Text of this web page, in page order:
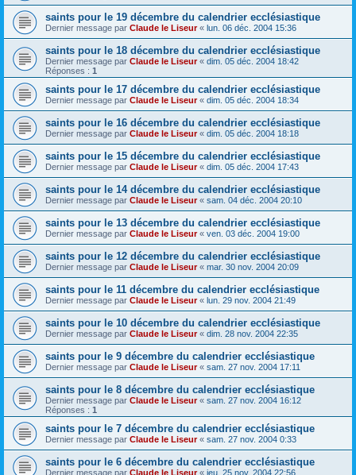
saints pour le 19 décembre du calendrier ecclésiastique
Dernier message par Claude le Liseur« lun. 06 déc. 2004 15:36
saints pour le 18 décembre du calendrier ecclésiastique
Dernier message par Claude le Liseur« dim. 05 déc. 2004 18:42
Réponses : 1
saints pour le 17 décembre du calendrier ecclésiastique
Dernier message par Claude le Liseur« dim. 05 déc. 2004 18:34
saints pour le 16 décembre du calendrier ecclésiastique
Dernier message par Claude le Liseur« dim. 05 déc. 2004 18:18
saints pour le 15 décembre du calendrier ecclésiastique
Dernier message par Claude le Liseur« dim. 05 déc. 2004 17:43
saints pour le 14 décembre du calendrier ecclésiastique
Dernier message par Claude le Liseur« sam. 04 déc. 2004 20:10
saints pour le 13 décembre du calendrier ecclésiastique
Dernier message par Claude le Liseur« ven. 03 déc. 2004 19:00
saints pour le 12 décembre du calendrier ecclésiastique
Dernier message par Claude le Liseur« mar. 30 nov. 2004 20:09
saints pour le 11 décembre du calendrier ecclésiastique
Dernier message par Claude le Liseur« lun. 29 nov. 2004 21:49
saints pour le 10 décembre du calendrier ecclésiastique
Dernier message par Claude le Liseur« dim. 28 nov. 2004 22:35
saints pour le 9 décembre du calendrier ecclésiastique
Dernier message par Claude le Liseur« sam. 27 nov. 2004 17:11
saints pour le 8 décembre du calendrier ecclésiastique
Dernier message par Claude le Liseur« sam. 27 nov. 2004 16:12
Réponses : 1
saints pour le 7 décembre du calendrier ecclésiastique
Dernier message par Claude le Liseur« sam. 27 nov. 2004 0:33
saints pour le 6 décembre du calendrier ecclésiastique
Dernier message par Claude le Liseur« jeu. 25 nov. 2004 22:56